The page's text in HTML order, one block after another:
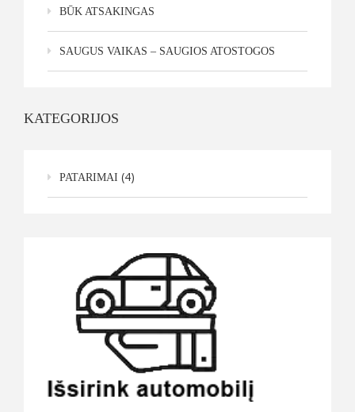
BŪK ATSAKINGAS
SAUGUS VAIKAS – SAUGIOS ATOSTOGOS
KATEGORIJOS
PATARIMAI (4)